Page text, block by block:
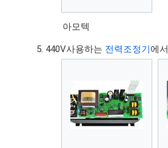
아모텍
440V사용하는 전력조정기에서